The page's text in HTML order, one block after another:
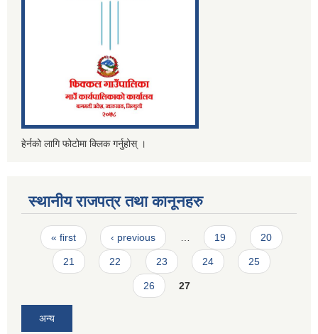
हेर्नको लागि फोटोमा क्लिक गर्नुहोस् ।
स्थानीय राजपत्र तथा कानूनहरु
Pages
« first ‹ previous 19 20
21 22 23 24 25
26 27
अन्य